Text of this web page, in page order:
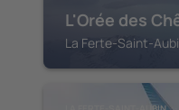
L'Orée des
La Ferte-Saint-